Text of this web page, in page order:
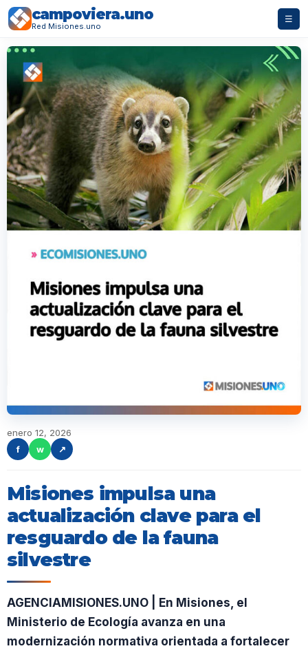
campoviera.uno
Red Misiones.uno
☰
enero 12, 2026
f
w ↗
Misiones impulsa una
actualización clave para el
resguardo de la fauna
silvestre
AGENCIAMISIONES.UNO | En Misiones, el
Ministerio de Ecología avanza en una
modernización normativa orientada a fortalecer